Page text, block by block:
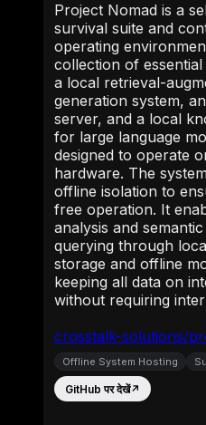
crosstalk-solutions/
Project Nomad is a
survival suite and
operating
collection of
a local retrieval-
generation system,
server, and a local
for large language
designed to operate
hardware. The
offline isolation to
free operation. It
analysis and
querying through
storage and offline
keeping all data on
without requiring
Offline System Hosting
GitHub पर देखें↗